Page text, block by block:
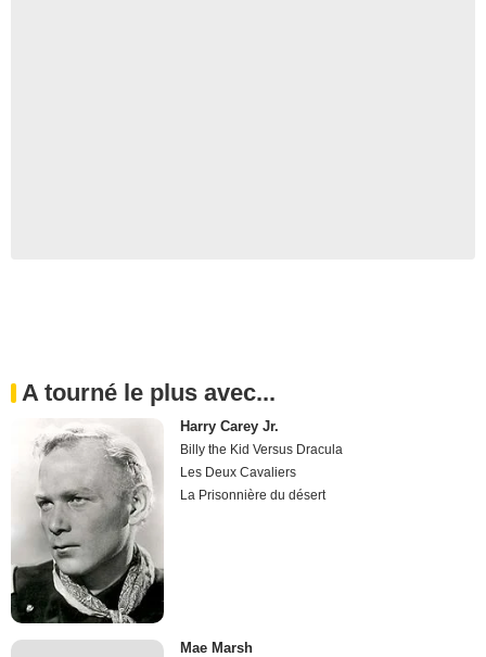
A tourné le plus avec...
Harry Carey Jr.
Billy the Kid Versus Dracula
Les Deux Cavaliers
La Prisonnière du désert
Mae Marsh